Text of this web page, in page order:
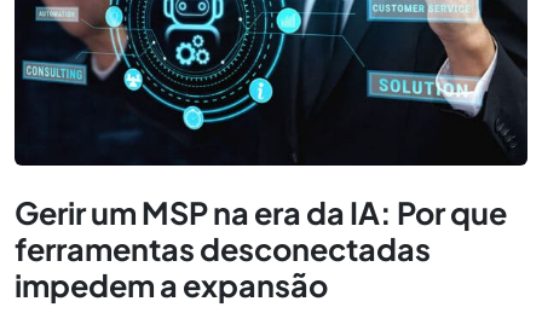
Gerir um MSP na era da IA: Por que
ferramentas desconectadas
impedem a expansão